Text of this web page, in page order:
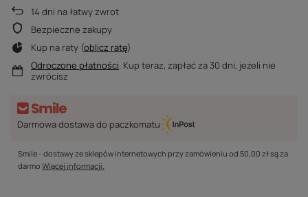
14 dni na łatwy zwrot
Bezpieczne zakupy
Kup na raty (oblicz ratę)
Odroczone płatności. Kup teraz, zapłać za 30 dni, jeżeli nie
zwrócisz
Darmowa dostawa do paczkomatu
Smile - dostawy ze sklepów internetowych przy zamówieniu od 50,00 złsą za
darmo Więcej informacji.